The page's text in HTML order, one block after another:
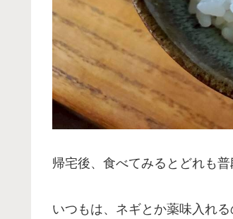
帰宅後、食べてみるとどれも
いつもは、ネギとか薬味入れ